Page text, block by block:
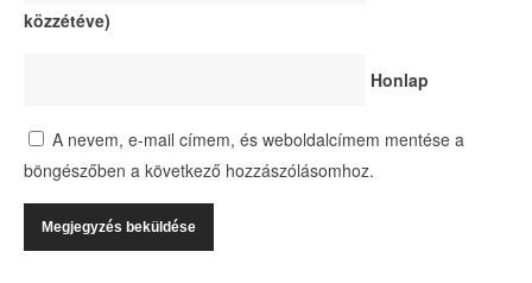
közzétéve)
Honlap
A nevem, e-mail címem, és weboldalcímem mentése a
böngészőben a következő hozzászólásomhoz.